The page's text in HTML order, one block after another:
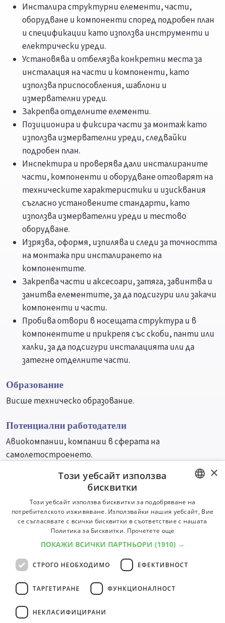
Инсталира структурни елементи, части,
оборудване и компоненти според подробен план
и спецификации като използва инструменти и
електрически уреди.
Установява и отбелязва конкретни места за
инсталация на части и компоненти, като
използва приспособления, шаблони и
измервателни уреди.
Закрепва отделните елементи.
Позиционира и фиксира части за монтаж като
използва измервателни уреди, следвайки
подробен план.
Инспектира и проверява дали инсталираните
части, компоненти и оборудване отговарят на
техническите характеристики и изисквания
съгласно установените стандарти, като
използва измервателни уреди и тестово
оборудване.
Изрязва, оформя, изпилява и следи за точността
на монтажа при инсталирането на
компонентите.
Закрепва части и аксесоари, затяга, завинтва и
занитва елементите, за да подсигури или закачи
компоненти и части.
Пробива отвори в носещата структура и в
компонентите и прикрепя със скоби, панти или
халки, за да подсигури инсталацията или да
затегне отделните части.
Образование
Висше техническо образование.
Потенциални работодатели
Авиокомпании, компании в сферата на
самолетостроенето.
Университети Специалности
BULGARIAN
ENGLISH
×
Този уебсайт използва
бисквитки
Този уебсайт използва бисквитки за подобряване на
потребителското изживяване. Използвайки нашия уебсайт, Вие
се съгласявате с всички бисквитки в съответствие с нашата
Политика за Бисквитки. Прочетете още
ПОКАЖИ ВСИЧКИ ПАРТНЬОРИ (1910) →
СТРОГО НЕОБХОДИМО ЕФЕКТИВНОСТ
ТАРГЕТИРАНЕ ФУНКЦИОНАЛНОСТ
НЕКЛАСИФИЦИРАНИ